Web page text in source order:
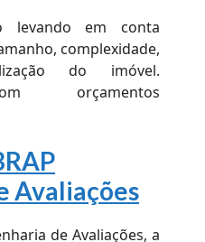
levando em conta
complexidade,
do imóvel.
orçamentos
Avaliações
de Avaliações, a